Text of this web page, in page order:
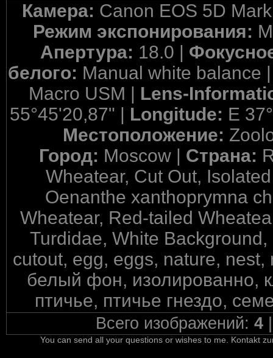
Камера: Canon EOS 5D
Режим экспонирования:
Апертура: 18.0 |
белого: Manual white balance
Macro USM | Lens-
55°45'20,87" | Longitude: E
Местоположение:
Город: Moscow | Страна:
Wheatear, Cut Out,
Oenanthe xanthoprymna
Wheatear, Red-tailed
Turdidae, White
cutout, egg, eggs, nature, nest,
белый фон, изолированно,
птичье, птичье гнездо,
Всего изображений: 4
You can send all your questions or wishes to me. Kontakt